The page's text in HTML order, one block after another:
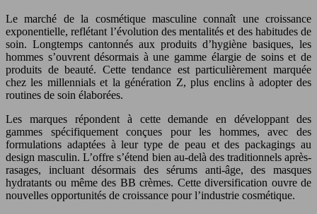
Le marché de la cosmétique masculine connaît une croissance
exponentielle, reflétant l’évolution des mentalités et des habitudes de
soin. Longtemps cantonnés aux produits d’hygiène basiques, les
hommes s’ouvrent désormais à une gamme élargie de soins et de
produits de beauté. Cette tendance est particulièrement marquée
chez les millennials et la génération Z, plus enclins à adopter des
routines de soin élaborées.
Les marques répondent à cette demande en développant des
gammes spécifiquement conçues pour les hommes, avec des
formulations adaptées à leur type de peau et des packagings au
design masculin. L’offre s’étend bien au-delà des traditionnels après-
rasages, incluant désormais des sérums anti-âge, des masques
hydratants ou même des BB crèmes. Cette diversification ouvre de
nouvelles opportunités de croissance pour l’industrie cosmétique.